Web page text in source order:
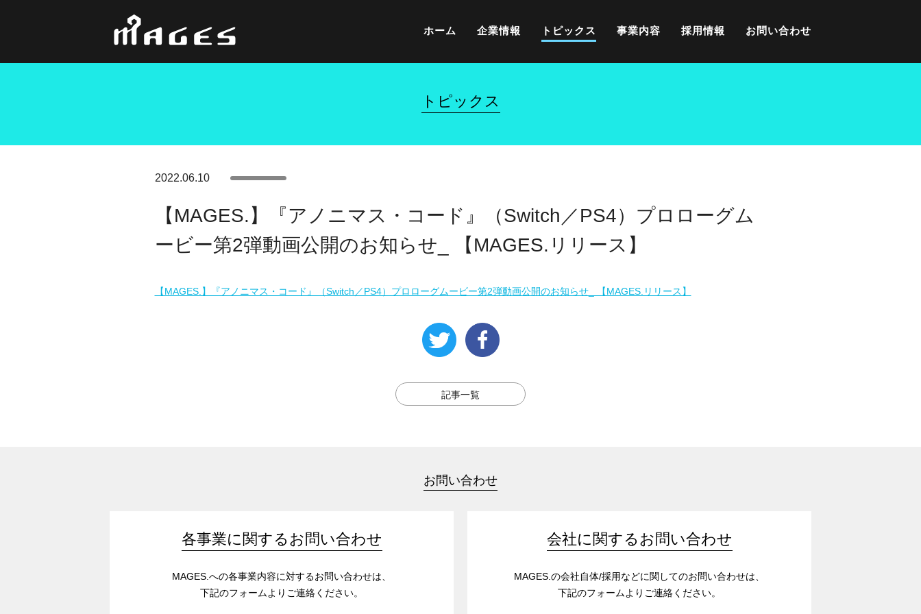
ホーム 企業情報 トピックス 事業内容 採用情報 お問い合わせ
トピックス
2022.06.10
【MAGES.】『アノニマス・コード』（Switch／PS4）プロローグム
ービー第2弾動画公開のお知らせ_ 【MAGES.リリース】
【MAGES.】『アノニマス・コード』（Switch／PS4）プロローグムービー第2弾動画公開のお知らせ_ 【MAGES.リリース】
記事一覧
お問い合わせ
各事業に関するお問い合わせ
MAGES.への各事業内容に対するお問い合わせは、
下記のフォームよりご連絡ください。
会社に関するお問い合わせ
MAGES.の会社自体/採用などに関してのお問い合わせは、
下記のフォームよりご連絡ください。